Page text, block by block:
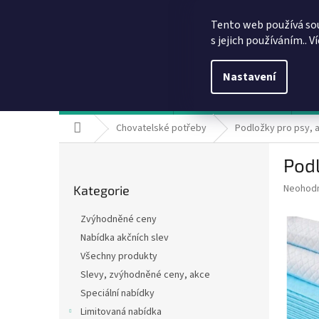
Tento web používá
s jejich používáním..
Nastavení
Domů Chovatelské potřeby Podložky pro psy,
kategorie
Kategorie
Zvýhodněné ceny
Nabídka akčních slev
Všechny produkty
Slevy, zvýhodněné ceny, akce
Speciální nabídky
Limitovaná nabídka
produktu
0,0
5